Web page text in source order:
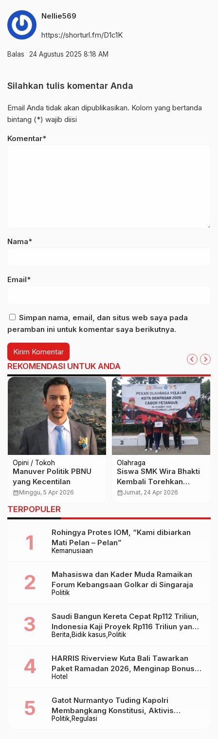
Nellie569
https://shorturl.fm/D1c1K
Balas 24 Agustus 2025 8:18 AM
Silahkan tulis komentar Anda
Email Anda tidak akan dipublikasikan. Kolom yang bertanda
bintang (*) wajib diisi
Komentar*
Nama*
Email*
Simpan nama, email, dan situs web saya pada
peramban ini untuk komentar saya berikutnya.
REKOMENDASI UNTUK ANDA
Opini / Tokoh
Manuver Politik PBNU
yang Kecentilan
calendar_monthMinggu, 5 Apr 2026
Olahraga
Siswa SMK Wira Bhakti
Kembali Torehkan
Prestasi di Porjar Kota
calendar_monthJumat, 24 Apr 2026
TERPOPULER
Kemanusiaan
Rohingya Protes IOM, “Kami dibiarkan
Mati Pelan – Pelan”
Politik
Mahasiswa dan Kader Muda Ramaikan
Forum Kebangsaan Golkar di Singaraja
Berita Bidik kasus Politik
Saudi Bangun Kereta Cepat Rp112 Triliun,
Indonesia Kaji Proyek Rp116 Triliun yang
Baru Sampai Bandung
Hotel
HARRIS Riverview Kuta Bali Tawarkan
Paket Ramadan 2026, Menginap Bonus
Takjil hingga Bukber Mulai Rp88.888
Politik Regulasi
Gatot Nurmantyo Tuding Kapolri
Membangkang Konstitusi, Aktivis
Tegaskan Polri Tak Punya Sejarah